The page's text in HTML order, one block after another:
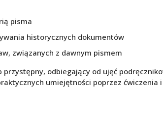
pisma
historycznych dokumentów
związanych z dawnym pismem
odbiegający od ujęć
umiejętności poprzez ćwiczenia i